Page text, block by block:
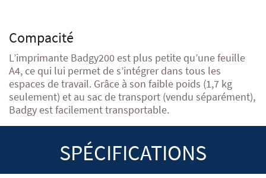
Compacité
L’imprimante Badgy200 est plus petite qu’une feuille
A4, ce qui lui permet de s’intégrer dans tous les
espaces de travail. Grâce à son faible poids (1,7 kg
seulement) et au sac de transport (vendu séparément),
Badgy est facilement transportable.
SPÉCIFICATIONS